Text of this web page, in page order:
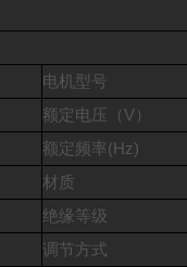
电机型号
额定电压（V）
额定频率(Hz)
材质
绝缘等级
调节方式